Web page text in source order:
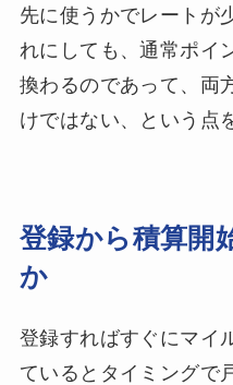
先に使うかでレートが
れにしても、通常ポイ
換わるのであって、両
けではない、という点
登録から積算開
か
登録すればすぐにマイ
ているとタイミングで